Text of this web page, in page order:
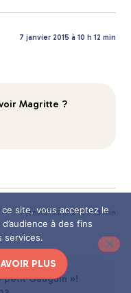
7 janvier 2015 à 10 h 12 min
Magritte ?
7 janvier 2015 à 10 h 13 min
petit Gauguin »!
site, vous acceptez le
à des fins
services.
PLUS